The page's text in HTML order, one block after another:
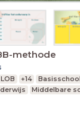
methode
LOB +14
Basisschool
Middelbare